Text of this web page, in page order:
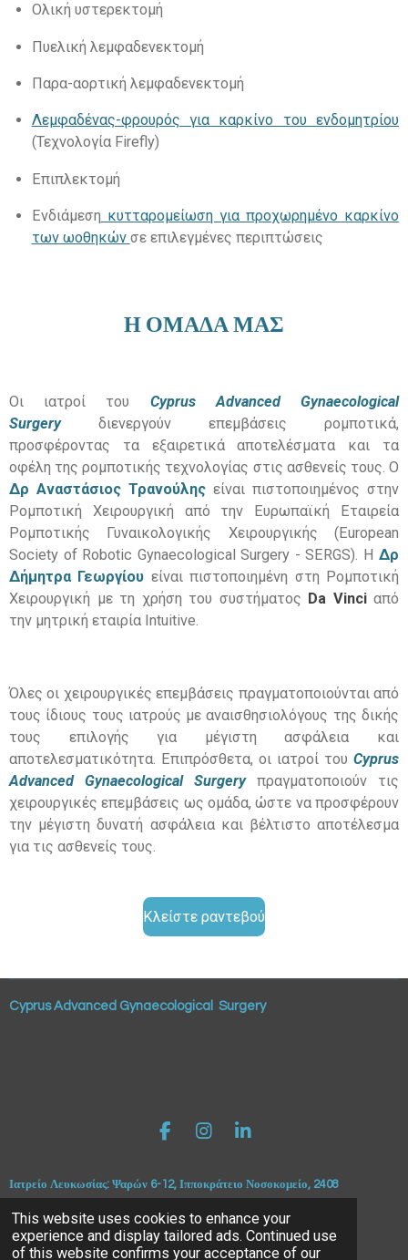
This website uses cookies to enhance your
experience and display tailored ads. Continued use
of this website confirms your acceptance of our
Ολική υστερεκτομή
Πυελική λεμφαδενεκτομή
Παρα-αορτική λεμφαδενεκτομή
Λεμφαδένας-φρουρός για καρκίνο του ενδομητρίου
(Τεχνολογία Firefly)
Eπιπλεκτομή
Ενδιάμεση κυτταρομείωση για προχωρημένο καρκίνο
των ωοθηκών σε επιλεγμένες περιπτώσεις
Η ΟΜΑΔΑ ΜΑΣ
Οι ιατροί του Cyprus Advanced Gynaecological
Surgery
διενεργούν επεμβάσεις ρομποτικά,
προσφέροντας τα εξαιρετικά αποτελέσματα και τα
οφέλη της ρομποτικής τεχνολογίας στις ασθενείς τους .Ο
Δρ Αναστάσιος Τρανούλης είναι πιστοποιημένος στην
Ρομποτική Χειρουργική από την Ευρωπαϊκή Εταιρεία
Ρομποτικής Γυναικολογικής Χειρουργικής (European
Society of Robotic Gynaecological Surgery - SERGS) Η Δρ
Δήμητρα Γεωργίου είναι πιστοποιημένη στη Ρομποτική
Χειρουργική με τη χρήση του συστήματος Da Vinci από
την μητρική εταιρία Intuitive
Όλες οι χειρουργικές επεμβάσεις πραγματοποιούνται από
τους ίδιους τους ιατρούς με αναισθησιολόγους της δικής
τους επιλογής για μέγιστη ασφάλεια και
αποτελεσματικότητα. Επιπρόσθετα, οι ιατροί του Cyprus
Advanced Gynaecological Surgery
πραγματοποιούν τις
χειρουργικές επεμβάσεις ως ομάδα,ώστε να προσφέρουν
την μέγιστη δυνατή ασφάλεια και βέλτιστο αποτέλεσμα
για τις ασθενείς τους.
Κλείστε ραντεβού
Cyprus Advanced Gynaecological Surgery
F
e
o
o
I
t
g
r
L
k
d
I
Ιατρείο Λευκωσίας: Ψαρών 6-12, Ιπποκράτειο Νοσοκομείο, 2408
Ιατρείο Πάφου: Ιατρικό Κέντρο Αγία Χρυσοβαλάντου, Αλεξάνδρου
Υψηλάντη 46, 8020